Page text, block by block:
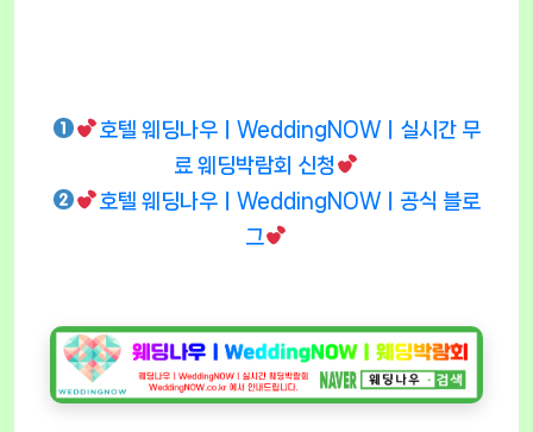
호텔 웨딩나우ㅣWeddingNOWㅣ실시간 무
료 웨딩박람회 신청
호텔 웨딩나우ㅣWeddingNOWㅣ공식 블로
그